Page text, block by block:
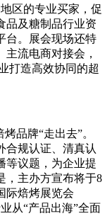
区的专业买家，促
品及糖制品行业资
台。展会现场还特
流电商对接会，
打造高效协同的超
品牌“走出去”。
合规认证、清真认
等议题，为企业提
，主办方宣布将于8
际焙烤展览会
从“产品出海”全面